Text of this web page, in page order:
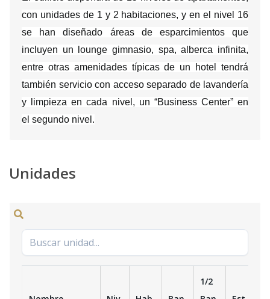
con unidades de 1 y 2 habitaciones, y en el nivel 16
se han diseñado áreas de esparcimientos que
incluyen un lounge gimnasio, spa, alberca infinita,
entre otras amenidades típicas de un hotel tendrá
también servicio con acceso separado de lavandería
y limpieza en cada nivel, un “Business Center” en
el segundo nivel.
Unidades
1/2